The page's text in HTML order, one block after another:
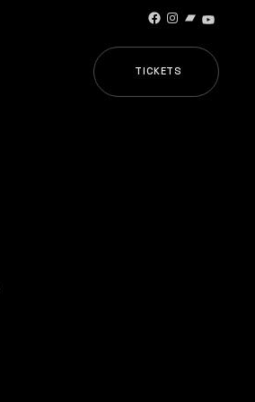
Facebook
Instagram
Bandcamp
TICKETS